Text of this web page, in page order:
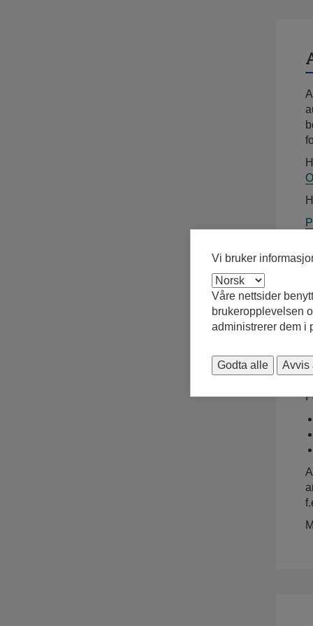
Vi bruker
Våre nettsider
brukeropplevelsen
administrerer dem i
Godta alle Avvis